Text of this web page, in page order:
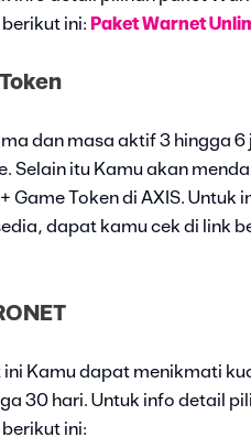
ini: Paket Warnet
dan masa aktif 3 hingga
Selain itu Kamu akan
Game Token di AXIS. Untuk
dapat kamu cek di link
ini Kamu dapat menikmati
30 hari. Untuk info detail
ini: